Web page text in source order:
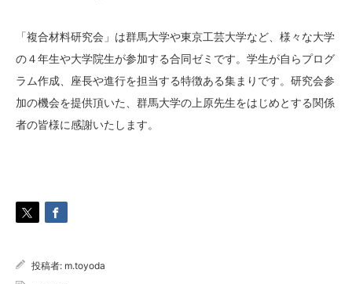
「複合材料研究会」は群馬大学や東京工芸大学など、様々な大学
の４年生や大学院生が参加する合同ゼミです。学生が自らプログ
ラム作成、座長や進行を担当する特徴ある集まりです。研究会参
加の機会を提供頂いた、群馬大学の上原先生をはじめとする関係
者の皆様に感謝いたします。
投稿者: m.toyoda